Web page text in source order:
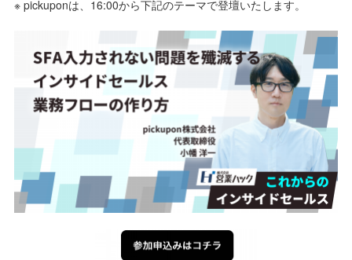
※ pickuponは、16:00から下記のテーマで登壇いたします。